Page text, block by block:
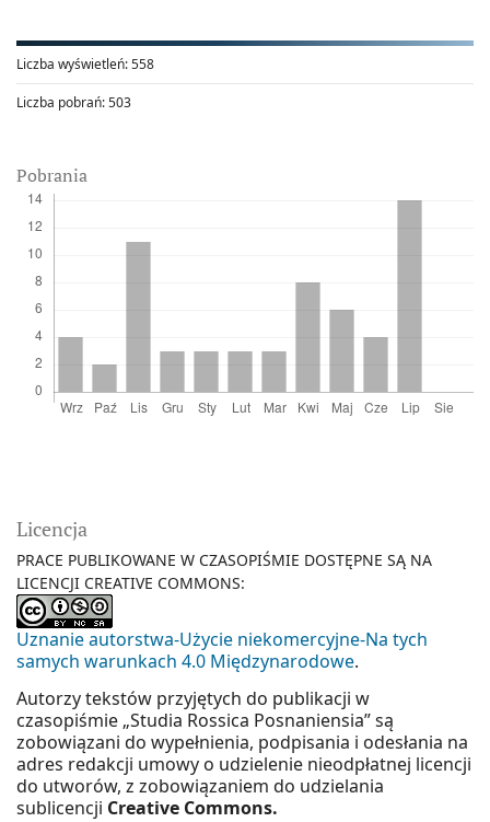
Liczba wyświetleń:558
Liczba pobrań:503
Pobrania
Licencja
PRACE PUBLIKOWANE W CZASOPIŚMIE DOSTĘPNE SĄ NA
LICENCJI CREATIVE COMMONS:
Uznanie autorstwa-Użycie niekomercyjne-Na tych
samych warunkach 4.0 Międzynarodowe.
Autorzy tekstów przyjętych do publikacji w
czasopiśmie „Studia Rossica Posnaniensia” są
zobowiązani do wypełnienia, podpisania i odesłania na
adres redakcji umowy o udzielenie nieodpłatnej licencji
do utworów, z zobowiązaniem do udzielania
sublicencji Creative Commons.